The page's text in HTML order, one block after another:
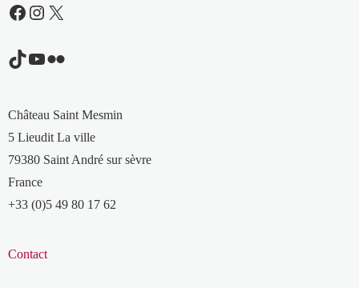
Facebook
Instagram
X
TikTok
YouTube
Flickr
Château Saint Mesmin
5 Lieudit La ville
79380 Saint André sur sèvre
France
+33 (0)5 49 80 17 62
Contact